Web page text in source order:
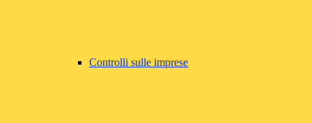
Controlli sulle imprese